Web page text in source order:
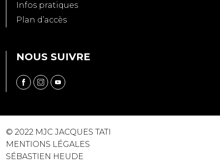
Infos pratiques
Plan d’accès
NOUS SUIVRE
© 2022 MJC JACQUES TATI
MENTIONS LÉGALES
SÉBASTIEN HEUDE